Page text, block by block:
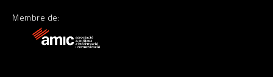
Membre de: